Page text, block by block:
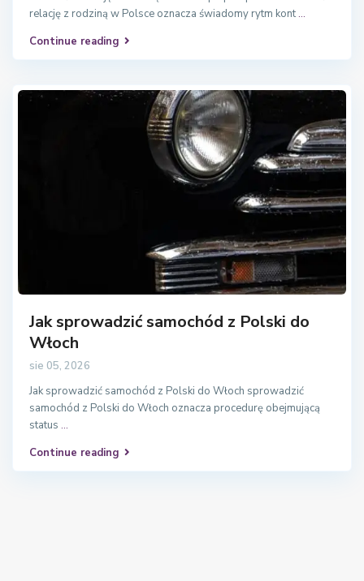
relację z rodziną w Polsce oznacza świadomy rytm kont...
Continue reading
Jak sprowadzić samochód z Polski do
Włoch
sie 05, 2026
Jak sprowadzić samochód z Polski do Włoch sprowadzić
samochód z Polski do Włoch oznacza procedurę obejmującą
status ...
Continue reading